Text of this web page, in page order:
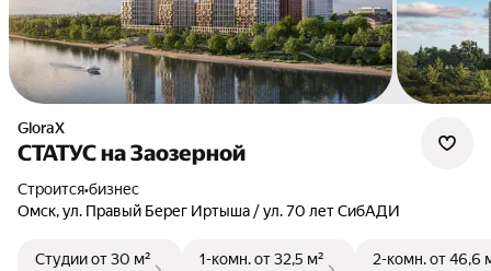
GloraX
СТАТУС на Заозерной
Строится•бизнес
Омск, ул. Правый Берег Иртыша / ул. 70 лет СибАДИ
Студииот 30 м²
1-комн.от 32,5 м²
2-комн.от 46,6